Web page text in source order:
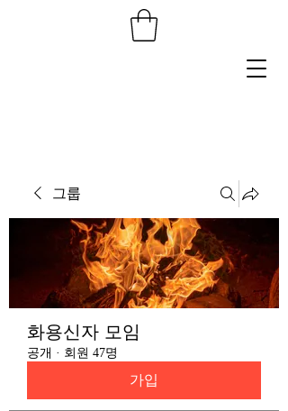
그룹
화용신자 모임
공개 · 회원 47명
가입